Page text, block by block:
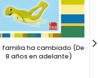
familia ha cambiado (De
8 años en adelante)